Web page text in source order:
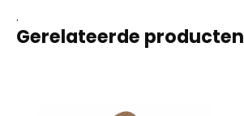
.
Gerelateerde producten